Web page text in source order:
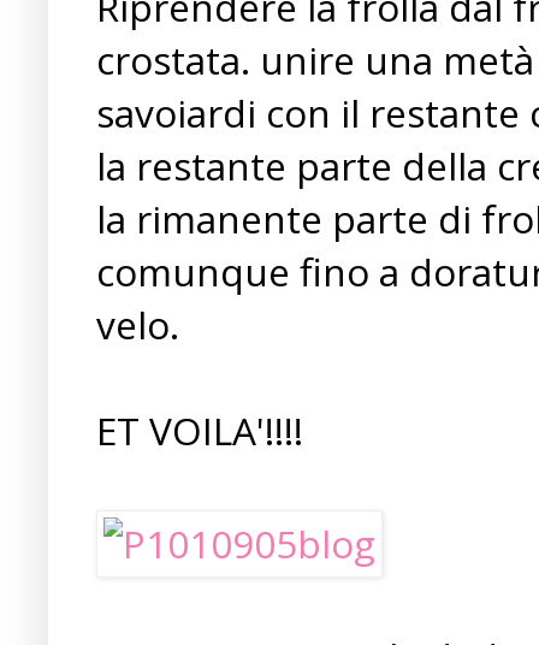
crostata. unire una
savoiardi con il
la restante parte della
la rimanente parte di
comunque fino a
velo.
ET VOILA'!!!!